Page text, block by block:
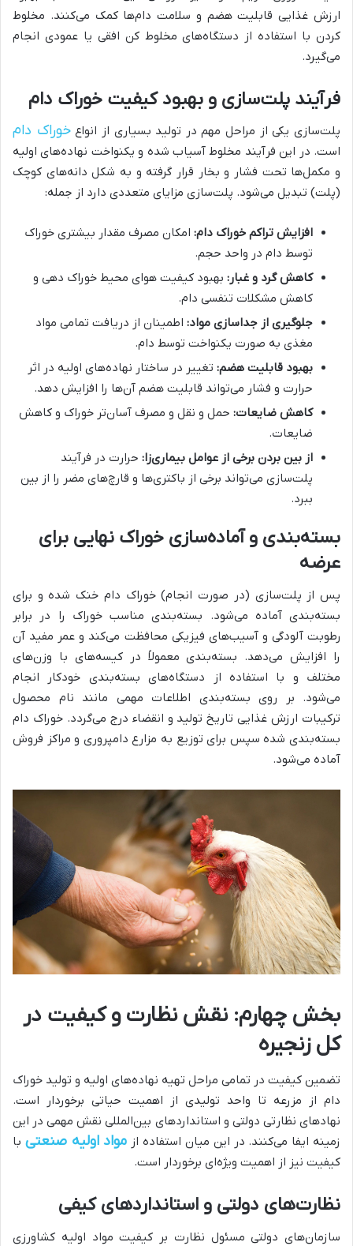
ارزش غذایی قابلیت هضم و سلامت دام‌ها کمک می‌کنند. مخلوط
کردن با استفاده از دستگاه‌های مخلوط کن افقی یا عمودی انجام
می‌گیرد.
فرآیند پلت‌سازی و بهبود کیفیت خوراک دام
پلت‌سازی یکی از مراحل مهم در تولید بسیاری از انواعخوراک دام
است. در این فرآیند مخلوط آسیاب شده و یکنواخت نهاده‌های اولیه
و مکمل‌ها تحت فشار و بخار قرار گرفته و به شکل دانه‌های کوچک
(پلت) تبدیل می‌شود. پلت‌سازی مزایای متعددی دارد از جمله:
افزایش تراکم خوراک دام: امکان مصرف مقدار بیشتری خوراک
توسط دام در واحد حجم.
کاهش گرد و غبار: بهبود کیفیت هوای محیط خوراک دهی و
کاهش مشکلات تنفسی دام.
جلوگیری از جداسازی مواد: اطمینان از دریافت تمامی مواد
مغذی به صورت یکنواخت توسط دام.
بهبود قابلیت هضم: تغییر در ساختار نهاده‌های اولیه در اثر
حرارت و فشار می‌تواند قابلیت هضم آن‌ها را افزایش دهد.
کاهش ضایعات: حمل و نقل و مصرف آسان‌تر خوراک و کاهش
ضایعات.
از بین بردن برخی از عوامل بیماری‌زا: حرارت در فرآیند
پلت‌سازی می‌تواند برخی از باکتری‌ها و قارچ‌های مضر را از بین
ببرد.
بسته‌بندی و آماده‌سازی خوراک نهایی برای
عرضه
پس از پلت‌سازی (در صورت انجام) خوراک دام خنک شده و برای
بسته‌بندی آماده می‌شود. بسته‌بندی مناسب خوراک را در برابر
رطوبت آلودگی و آسیب‌های فیزیکی محافظت می‌کند و عمر مفید آن
را افزایش می‌دهد. بسته‌بندی معمولاً در کیسه‌های با وزن‌های
مختلف و با استفاده از دستگاه‌های بسته‌بندی خودکار انجام
می‌شود. بر روی بسته‌بندی اطلاعات مهمی مانند نام محصول
ترکیبات ارزش غذایی تاریخ تولید و انقضاء درج می‌گردد. خوراک دام
بسته‌بندی شده سپس برای توزیع به مزارع دامپروری و مراکز فروش
آماده می‌شود.
بخش چهارم: نقش نظارت و کیفیت در
کل زنجیره
تضمین کیفیت در تمامی مراحل تهیه نهاده‌های اولیه و تولید خوراک
دام از مزرعه تا واحد تولیدی از اهمیت حیاتی برخوردار است.
نهادهای نظارتی دولتی و استانداردهای بین‌المللی نقش مهمی در این
زمینه ایفا می‌کنند. در این میان استفاده از مواد اولیه صنعتی با
کیفیت نیز از اهمیت ویژه‌ای برخوردار است.
نظارت‌های دولتی و استانداردهای کیفی
سازمان‌های دولتی مسئول نظارت بر کیفیت مواد اولیه کشاورزی